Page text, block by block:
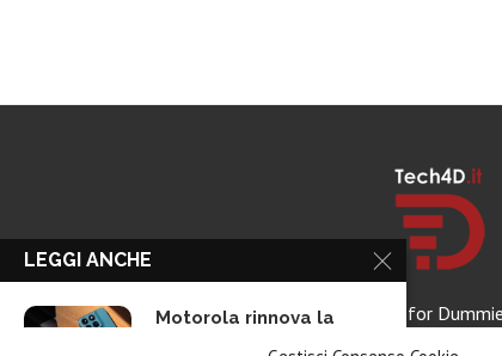
Tech for
LEGGI ANCHE
Motorola rinnova la